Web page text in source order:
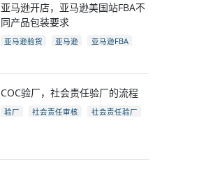
亚马逊开店，亚马逊美国站FBA不
同产品包装要求
亚马逊验货 亚马逊
亚马逊FBA
电商
跨境电商
COC验厂，社会责任验厂的流程
验厂 社会责任审核
社会责任验厂